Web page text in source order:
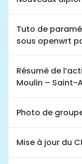
Tuto de
sous openwrt
Résumé de
Moulin – Saint-
Photo de
Mise à jour du